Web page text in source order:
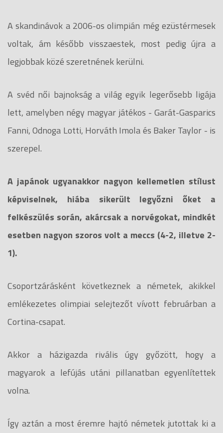
A skandinávok a 2006-os olimpián még ezüstérmesek
voltak, ám később visszaestek, most pedig újra a
legjobbak közé szeretnének kerülni.
A svéd női bajnokság a világ egyik legerősebb ligája
lett, amelyben négy magyar játékos - Garát-Gasparics
Fanni, Odnoga Lotti, Horváth Imola és Baker Taylor - is
szerepel.
A japánok ugyanakkor nagyon kellemetlen stílust
képviselnek, hiába sikerült legyőzni őket a
felkészülés során, akárcsak a norvégokat, mindkét
esetben nagyon szoros volt a meccs (4-2, illetve 2-
1).
Csoportzárásként következnek a németek, akikkel
emlékezetes olimpiai selejtezőt vívott februárban a
Cortina-csapat.
Akkor a házigazda rivális úgy győzött, hogy a
magyarok a lefújás utáni pillanatban egyenlítettek
volna.
Így aztán a most éremre hajtó németek jutottak ki a